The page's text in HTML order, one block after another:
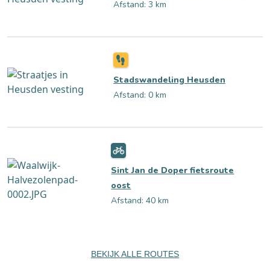
Afstand: 3 km
Stadswandeling Heusden
Afstand: 0 km
Sint Jan de Doper fietsroute
oost
Afstand: 40 km
BEKIJK ALLE ROUTES